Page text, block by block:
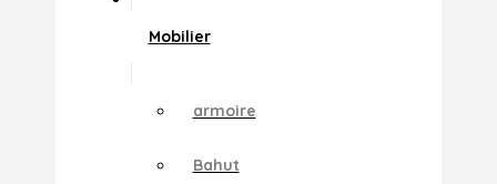
Mobilier
armoire
Bahut